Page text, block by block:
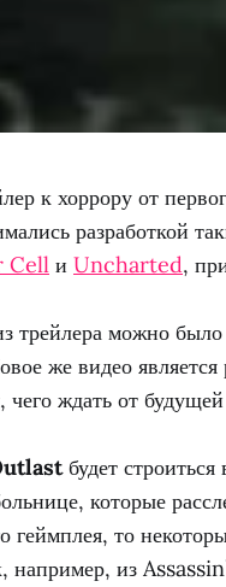
к хоррору от
разработкой
Cell и Uncharted,
трейлера можно
же видео
чего ждать от
будет
которые
геймплея, то
например, из